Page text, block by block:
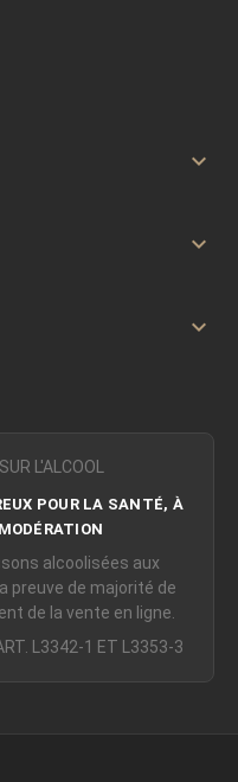



L'ALCOOL
POUR LA SANTÉ, À
alcoolisées aux
preuve de majorité de
de la vente en ligne.
L3342-1 ET L3353-3